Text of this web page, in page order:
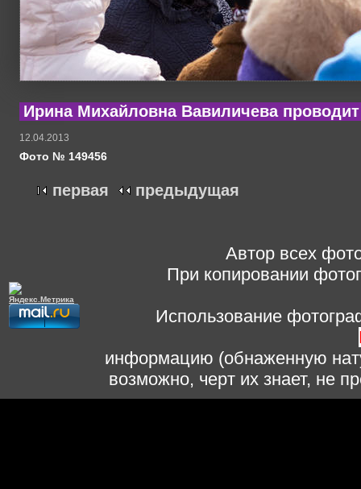
Ирина Михайловна Вавиличева
12.04.2013
Фото № 149456
первая предыдущая
Автор всех
При копировании
Использование
информацию (обнаженную
возможно, черт их знает, не